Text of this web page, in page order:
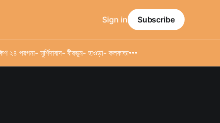
২৪ পরগনা- মুর্শিদাবাদ- বীরভূম- হাওড়া- কলকাতা
Sign in Subscribe